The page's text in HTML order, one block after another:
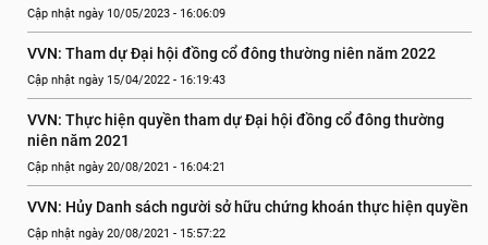
Cập nhật ngày 10/05/2023 - 16:06:09
VVN: Tham dự Đại hội đồng cổ đông thường niên năm 2022
Cập nhật ngày 15/04/2022 - 16:19:43
VVN: Thực hiện quyền tham dự Đại hội đồng cổ đông thường
niên năm 2021
Cập nhật ngày 20/08/2021 - 16:04:21
VVN: Hủy Danh sách người sở hữu chứng khoán thực hiện quyền
Cập nhật ngày 20/08/2021 - 15:57:22